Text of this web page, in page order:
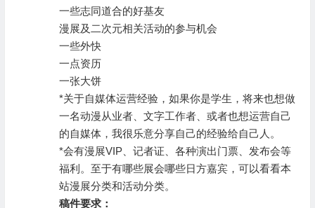
一些志同道合的好基友
漫展及二次元相关活动的参与机会
一些外快
一点资历
一张大饼
*关于自媒体运营经验，如果你是学生，将来也想做
一名动漫从业者、文字工作者、或者也想运营自己
的自媒体，我很乐意分享自己的经验给自己人。
*会有漫展VIP、记者证、各种演出门票、发布会等
福利。至于有哪些展会哪些日方嘉宾，可以看看本
站漫展分类和活动分类。
稿件要求：